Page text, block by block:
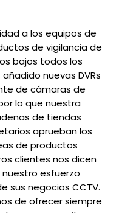
a los equipos de
de vigilancia de
bajos todos los
nuevas DVRs
de cámaras de
lo que nuestra
de tiendas
aprueban los
de productos
clientes nos dicen
esfuerzo
sus negocios CCTV.
de ofrecer siempre